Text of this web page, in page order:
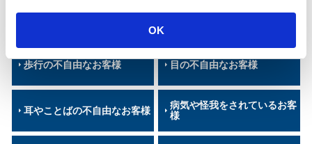
OK
歩行の不自由なお客様 目の不自由なお客様
耳やことばの不自由なお客様
病気や怪我をされているお客
様